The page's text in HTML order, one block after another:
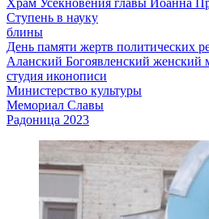
Ступень в науку
блины
День памяти жертв политических
Аланский Богоявленский женский
студия иконописи
Министерство культуры
Мемориал Славы
Радоница 2023